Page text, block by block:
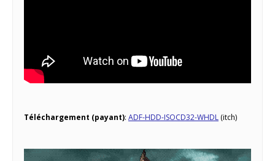
Téléchargement (payant): ADF-HDD-ISOCD32-WHDL (itch)